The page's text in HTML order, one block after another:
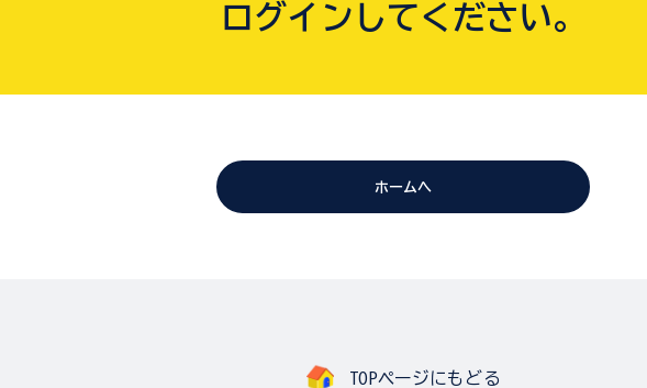
ログインしてください。
ホームへ
TOPページにもどる